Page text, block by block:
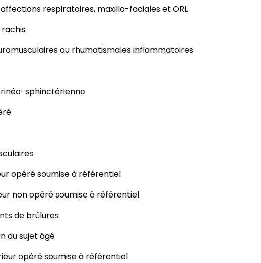
respiratoires, maxillo-faciales et ORL
rachis
ou rhumatismales inflammatoires
sphinctérienne
opéré soumise à référentiel
non opéré soumise à référentiel
de brûlures
du sujet âgé
opéré soumise à référentiel